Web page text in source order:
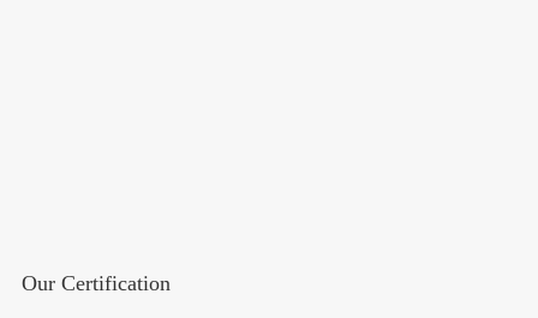
Our Certification